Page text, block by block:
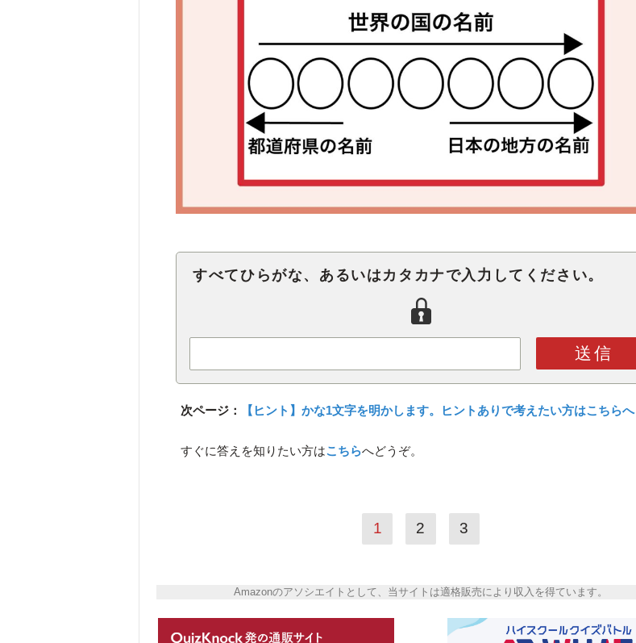
すべてひらがな、あるいはカタカナで入力してください。
送信
次ページ： 【ヒント】かな1文字を明かします。ヒントありで考えたい方はこちらへ
すぐに答えを知りたい方はこちらへどうぞ。
1 2 3
Amazonのアソシエイトとして、当サイトは適格販売により収入を得ています。